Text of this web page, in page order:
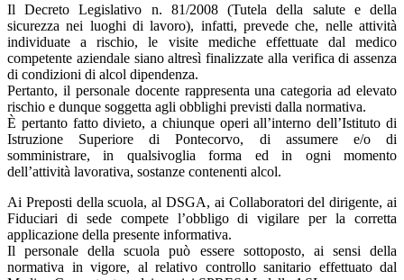
Il Decreto Legislativo n. 81/2008 (Tutela della salute e della
sicurezza nei luoghi di lavoro), infatti, prevede che, nelle attività
individuate a rischio, le visite mediche effettuate dal medico
competente aziendale siano altresì finalizzate alla verifica di assenza
di condizioni di alcol dipendenza.
Pertanto, il personale docente rappresenta una categoria ad elevato
rischio e dunque soggetta agli obblighi previsti dalla normativa.
È pertanto fatto divieto, a chiunque operi all’interno dell’Istituto di
Istruzione Superiore di Pontecorvo, di assumere e/o di
somministrare, in qualsivoglia forma ed in ogni momento
dell’attività lavorativa, sostanze contenenti alcol.
Ai Preposti della scuola, al DSGA, ai Collaboratori del dirigente, ai
Fiduciari di sede compete l’obbligo di vigilare per la corretta
applicazione della presente informativa.
Il personale della scuola può essere sottoposto, ai sensi della
normativa in vigore, al relativo controllo sanitario effettuato dal